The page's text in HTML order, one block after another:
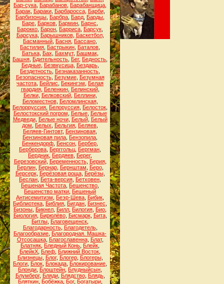
Бар-сука Барабанов Барабанщица
Барак, Бараки, Барбаросса, Барби,
Барбизонцы Барбра Бард Барды
Баре Барков Бармин Барнс
Барокко Барон Барриса Барсук
Барсука, Барышников, Баскетбол,
Басманный Басня Бассано
Бастилия Бастрыкин Баталов
Батька, Бах Бахмут, Башмак,
Башня Бдительность Бег, Бедность
Бедные, Безвкусица, Бездарь,
Бездетность Безнаказанность
Безопасность, Безумие, Безумная
частота Бейлис Бекингэм
Белая
гвардия, Беленкин, Белинский,
Белки, Белковский, Беллини,
Беломестнов, Беломлинская,
Белорруссия Белоруссия Белосток
Белостокский погром
Белые, Белые
Медведи, Белые ночи, Белый, Белый
дом
Белых Бельгия Беляев
Беляев-Гинтовт, Бензиновая
Бензиновая пила Бензопила
Бенкендорф Бенсон Бербер
Берберова Берггольц Бергман
Бердник Бердяев Берег,
Березовский, Беременность, Берия,
Берлин, Бернар, Бернштам Беро,
Берсерк, Берёзовая роща, Берёзы,
Беслан Бета-версия Бетховен
Бешеная Частота Бешенство
Бешенство матки Бешеный
Антисемитизм
Беэр-Шева Бибик
Библиотека Библия Бигдан Бизнес
Бизоны Бикнел Билл Билогия Био
Биология, Бирюлёво, Бисмарк, Бита,
Битлы Благовещенск
Благодарность, Благодетель,
Благообразие Благородная. Машка-
Отсосашка, Благославенна, Блат,
Блатняк Бледный Конь Блейк
БлейкХ Блеф Ближний Восток
Близнецы, Блог, Блогер, Блогеры,
Блоги Блок Блокада Блокирование
Блонди Блоштейн Блудныйсын
Блумберг, Бляди, Блядство, Блядь,
Бляткин, Бобёжка, Бог, Богатыри,